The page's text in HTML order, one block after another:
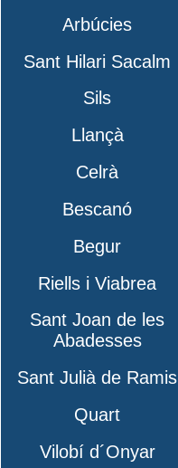
Arbúcies
Sant Hilari Sacalm
Sils
Llançà
Celrà
Bescanó
Begur
Riells i Viabrea
Sant Joan de les
Abadesses
Sant Julià de Ramis
Quart
Vilobí d´Onyar